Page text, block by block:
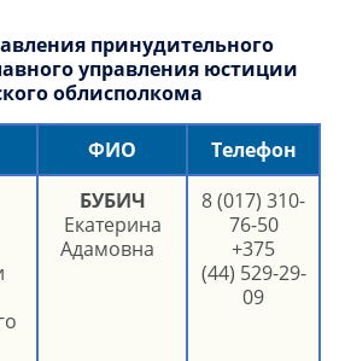
принудительного
управления юстиции
облисполкома
ФИО
Телефон
БУБИЧ
Екатерина
Адамовна
8 (017) 310-
76-50
+375
(44) 529-29-
09